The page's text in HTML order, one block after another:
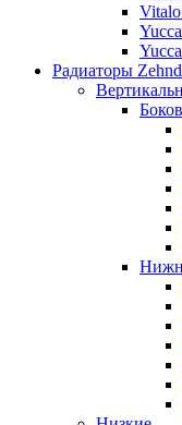
Vitalo
Yucca
Радиаторы